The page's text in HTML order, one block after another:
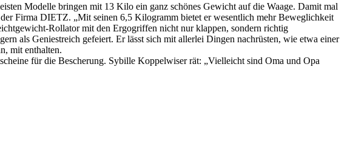
Modelle bringen mit 13 Kilo ein ganz schönes Gewicht auf die Waage. Damit mal
Firma DIETZ. „Mit seinen 6,5 Kilogramm bietet er wesentlich mehr Beweglichkeit
Rollator mit den Ergogriffen nicht nur klappen, sondern richtig
als Geniestreich gefeiert. Er lässt sich mit allerlei Dingen nachrüsten, wie etwa einer
mit enthalten.
für die Bescherung. Sybille Koppelwiser rät: „Vielleicht sind Oma und Opa